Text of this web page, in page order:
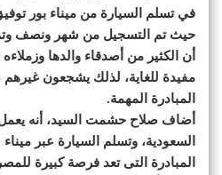
في تسلم السيارة من ميناء بور
حيث تم التسجيل من شهر ونصف وتم
أن الكثير من أصدقاء والدها
مفيدة للغاية، لذلك يشجعون
المبادرة المهمة.
أضاف صلاح حشمت السيد، أنه يعمل
السعودية، وتسلم السيارة عبر
المبادرة التى تعد فرصة كبيرة